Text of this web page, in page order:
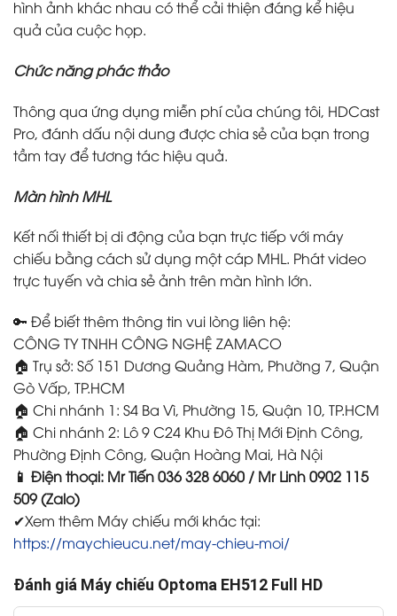
hình ảnh khác nhau có thể cải thiện đáng kể hiệu
quả của cuộc họp.
Chức năng phác thảo
Thông qua ứng dụng miễn phí của chúng tôi, HDCast
Pro, đánh dấu nội dung được chia sẻ của bạn trong
tầm tay để tương tác hiệu quả.
Màn hình MHL
Kết nối thiết bị di động của bạn trực tiếp với máy
chiếu bằng cách sử dụng một cáp MHL. Phát video
trực tuyến và chia sẻ ảnh trên màn hình lớn.
🔑 Để biết thêm thông tin vui lòng liên hệ:
CÔNG TY TNHH CÔNG NGHỆ ZAMACO
🏠 Trụ sở: Số 151 Dương Quảng Hàm, Phường 7, Quận
Gò Vấp, TP.HCM
🏠 Chi nhánh 1: S4 Ba Vì, Phường 15, Quận 10, TP.HCM
🏠 Chi nhánh 2: Lô 9 C24 Khu Đô Thị Mới Định Công,
Phường Định Công, Quận Hoàng Mai, Hà Nội
📱 Điện thoại: Mr Tiến 036 328 6060 / Mr Linh 0902 115
509 (Zalo)
✔Xem thêm Máy chiếu mới khác tại:
https://maychieucu.net/may-chieu-moi/
Đánh giá Máy chiếu Optoma EH512 Full HD